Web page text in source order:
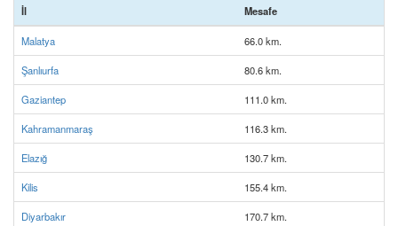
İl Mesafe
Malatya 66.0 km.
Şanlıurfa 80.6 km.
Gaziantep 111.0 km.
Kahramanmaraş 116.3 km.
Elazığ 130.7 km.
Kilis 155.4 km.
Diyarbakır 170.7 km.